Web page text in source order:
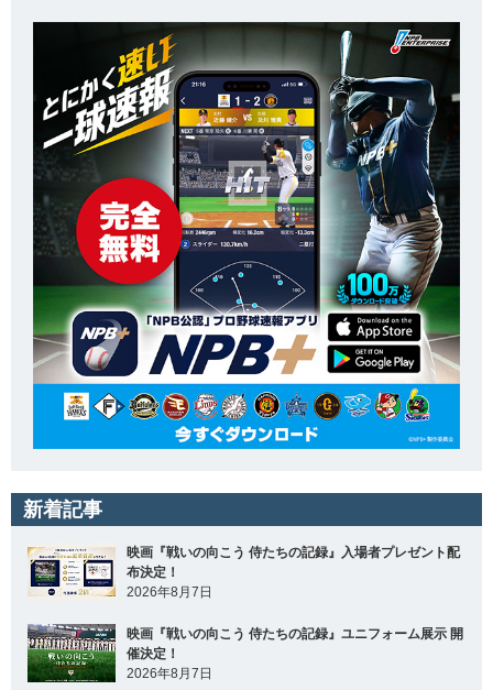
新着記事
映画『戦いの向こう 侍たちの記録』入場者プレゼント配
布決定！
2026年8月7日
映画『戦いの向こう 侍たちの記録』ユニフォーム展示 開
催決定！
2026年8月7日